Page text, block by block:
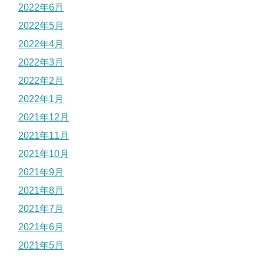
2022年6月
2022年5月
2022年4月
2022年3月
2022年2月
2022年1月
2021年12月
2021年11月
2021年10月
2021年9月
2021年8月
2021年7月
2021年6月
2021年5月